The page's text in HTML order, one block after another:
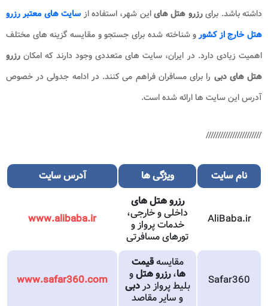
داشته باشد. برایرزرو هتل هایاین شهر، استفاده از سایت های معتبررزرو
هتل خارج از کشورو شناخته شده برای جستجو و مقایسه گزینه های مختلف
اهمیت زیادی دارد. در ایران، سایت های متعددی وجود دارند که امکان رزرو
هتل های دبی را برای مسافران فراهم می کنند. در ادامه جدولی در خصوص
آدرس این سایت ها ارائه شده است.
///////////////////////
نام سایت ویژگی ها آدرس سایت
AliBaba.ir
رزرو هتل های
داخلی و خارجی،
خدمات پرواز و
تورهای مسافرتی
www.alibaba.ir
Safar360
مقایسهقیمت
ها،رزرو هتلو
بلیط پرواز دردبی
و سایر مقاصد
www.safar360.com